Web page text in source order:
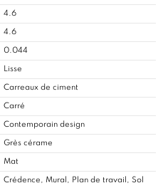
4.6
4.6
0.044
Lisse
Carreaux de ciment
Carré
Contemporain design
Grès cérame
Mat
Crédence, Mural, Plan de travail, Sol